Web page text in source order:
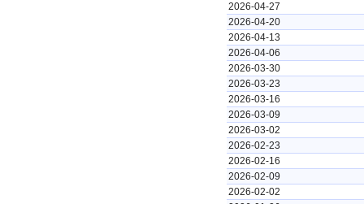
2026-04-27
2026-04-20
2026-04-13
2026-04-06
2026-03-30
2026-03-23
2026-03-16
2026-03-09
2026-03-02
2026-02-23
2026-02-16
2026-02-09
2026-02-02